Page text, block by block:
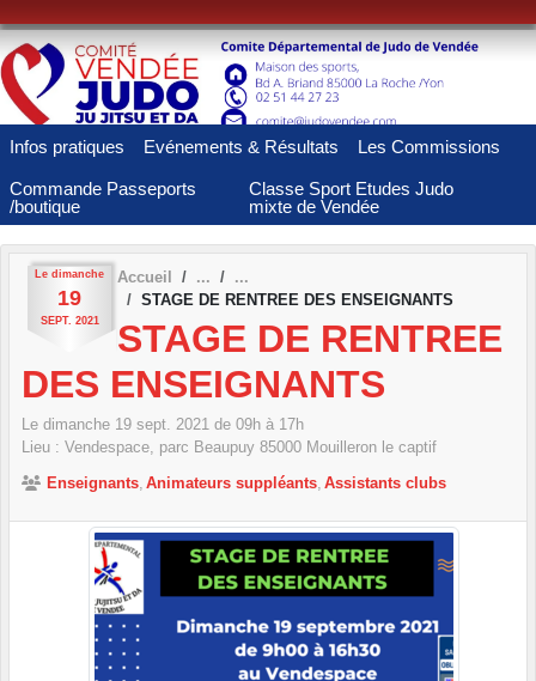
Infos pratiques Evénements & Résultats Les Commissions
Commande Passeports
/boutique
Classe Sport Etudes Judo
mixte de Vendée
Le dimanche
19
SEPT. 2021
Accueil
STAGE DE RENTREE DES ENSEIGNANTS
STAGE DE RENTREE
DES ENSEIGNANTS
Le dimanche 19 sept. 2021 de 09h à 17h
Lieu : Vendespace, parc Beaupuy 85000 Mouilleron le captif
Enseignants Animateurs suppléants Assistants clubs